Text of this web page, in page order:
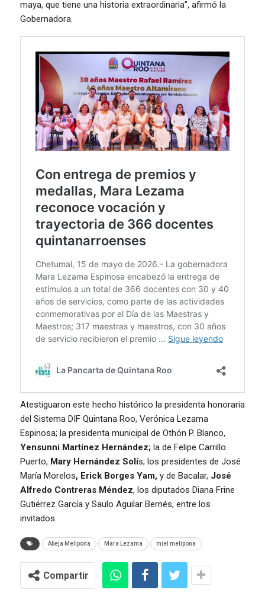
maya, que tiene una historia extraordinaria”, afirmó la
Gobernadora.
Atestiguaron este hecho histórico la presidenta honoraria
del Sistema DIF Quintana Roo, Verónica Lezama
Espinosa; la presidenta municipal de Othón P. Blanco,
Yensunni Martínez Hernández; la de Felipe Carrillo
Puerto, Mary Hernández Solís; los presidentes de José
María Morelos, Erick Borges Yam, y de Bacalar, José
Alfredo Contreras Méndez, los diputados Diana Frine
Gutiérrez García y Saulo Aguilar Bernés, entre los
invitados.
Abeja Melipona Mara Lezama miel melipona
Compartir